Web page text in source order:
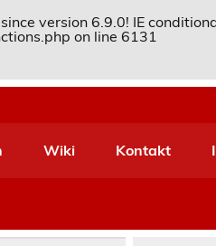
since version 6.9.0! IE
on line 6131
Wiki Kontakt